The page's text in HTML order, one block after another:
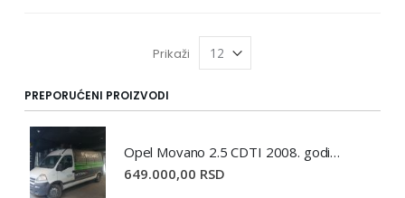
Prikaži
PREPORUĆENI PROIZVODI
Opel Movano 2.5 CDTI 2008. godište
649.000,00 RSD